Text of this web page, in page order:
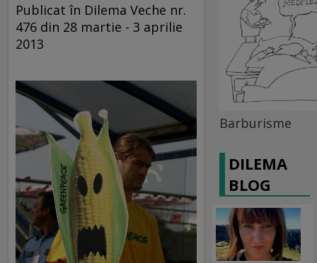
Publicat în Dilema Veche nr.
476 din 28 martie - 3 aprilie
2013
Barburisme
DILEMA
BLOG